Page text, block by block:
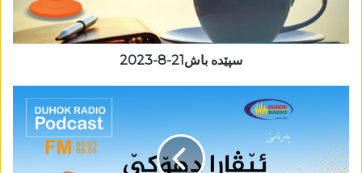
سپێدە باش21-8-2023